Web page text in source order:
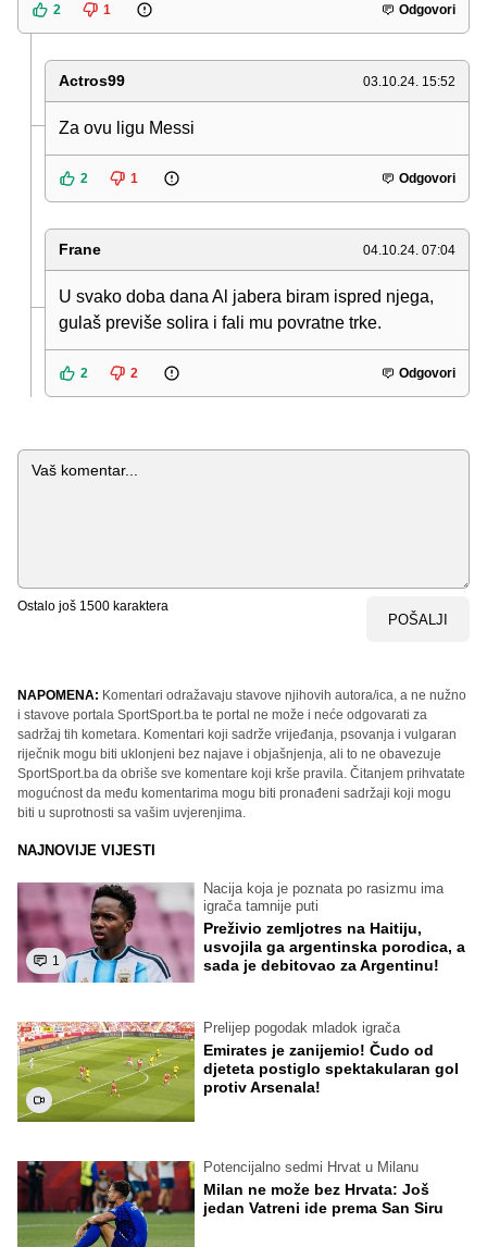
2 1 Odgovori
Actros99 03.10.24. 15:52
Za ovu ligu Messi
2 1 Odgovori
Frane 04.10.24. 07:04
U svako doba dana Al jabera biram ispred njega,
gulaš previše solira i fali mu povratne trke.
2 2 Odgovori
Komentar
Ostalo još 1500 karaktera
POŠALJI
NAPOMENA: Komentari odražavaju stavove njihovih autora/ica, a ne nužno
i stavove portala SportSport.ba te portal ne može i neće odgovarati za
sadržaj tih kometara. Komentari koji sadrže vrijeđanja, psovanja i vulgaran
riječnik mogu biti uklonjeni bez najave i objašnjenja, ali to ne obavezuje
SportSport.ba da obriše sve komentare koji krše pravila. Čitanjem prihvatate
mogućnost da među komentarima mogu biti pronađeni sadržaji koji mogu
biti u suprotnosti sa vašim uvjerenjima.
NAJNOVIJE VIJESTI
1
Nacija koja je poznata po rasizmu ima
igrača tamnije puti
Preživio zemljotres na Haitiju,
usvojila ga argentinska porodica, a
sada je debitovao za Argentinu!
Prelijep pogodak mladok igrača
Emirates je zanijemio! Čudo od
djeteta postiglo spektakularan gol
protiv Arsenala!
Potencijalno sedmi Hrvat u Milanu
Milan ne može bez Hrvata: Još
jedan Vatreni ide prema San Siru